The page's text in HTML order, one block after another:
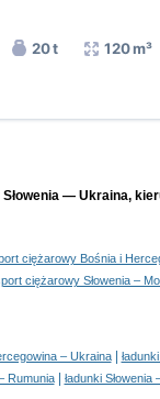
20 t 120 m³
— Ukraina,
ciężarowy Bośnia i
ciężarowy Słowenia –
– Ukraina|
Rumunia| ładunki Słowenia